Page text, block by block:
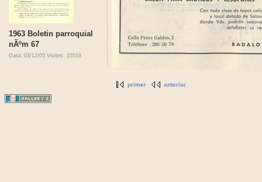
1963 Boletin parroquial
nÃºm 67
Data: 03/12/05 Visites: 15519
primer anterior